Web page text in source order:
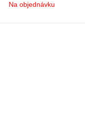
Na objednávku